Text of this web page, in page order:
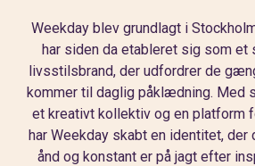
Weekday blev grundlagt i
har siden da etableret sig som et
livsstilsbrand, der udfordrer de
kommer til daglig påklædning. Med
et kreativt kollektiv og en platform
har Weekday skabt en identitet, der
ånd og konstant er på jagt efter